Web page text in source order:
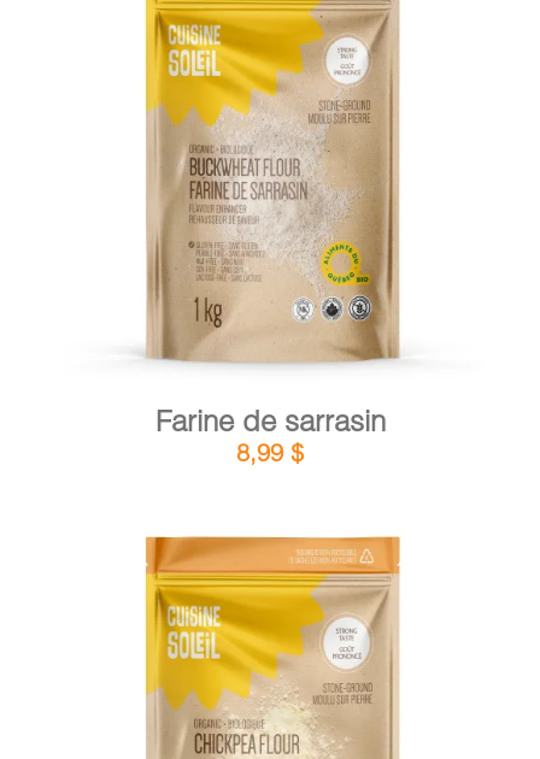
AJOUTER AU PANIER / DÉTAILS
Farine de sarrasin
8,99 $
AJOUTER AU PANIER DÉTAILS